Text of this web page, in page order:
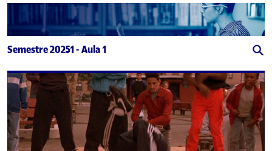
Semestre 20251 - Aula 1